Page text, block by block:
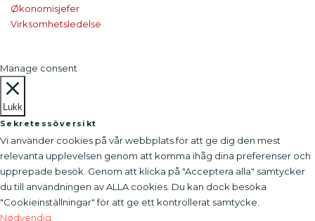
Økonomisjefer
Virksomhetsledelse
Manage consent
Lukk
Sekretessöversikt
Vi använder cookies på vår webbplats för att ge dig den mest
relevanta upplevelsen genom att komma ihåg dina preferenser och
upprepade besök. Genom att klicka på "Acceptera alla" samtycker
du till användningen av ALLA cookies. Du kan dock besöka
"Cookieinställningar" för att ge ett kontrollerat samtycke.
Nødvendig